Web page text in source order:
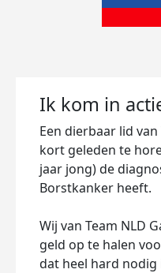
Ik kom in
Een dierbaar lid
kort geleden te
jaar jong) de
Borstkanker heeft.
Wij van Team NLD
geld op te halen
dat heel hard